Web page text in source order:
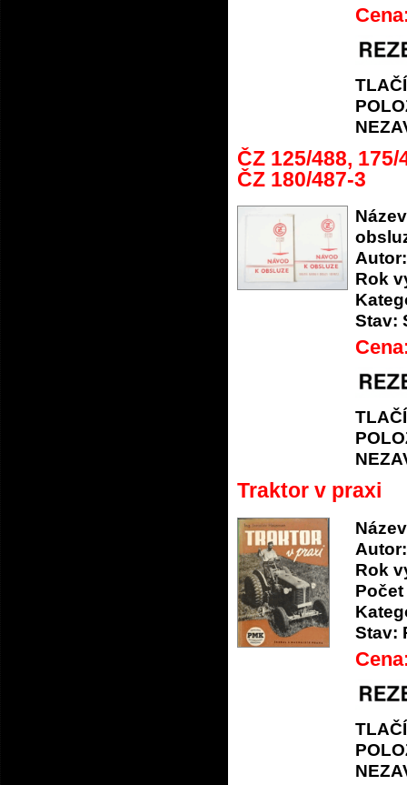
ČZ 125/488,
ČZ 180/487-3
Autor:
Rok
Stav:
Traktor v praxi
Autor:
Rok
Stav: